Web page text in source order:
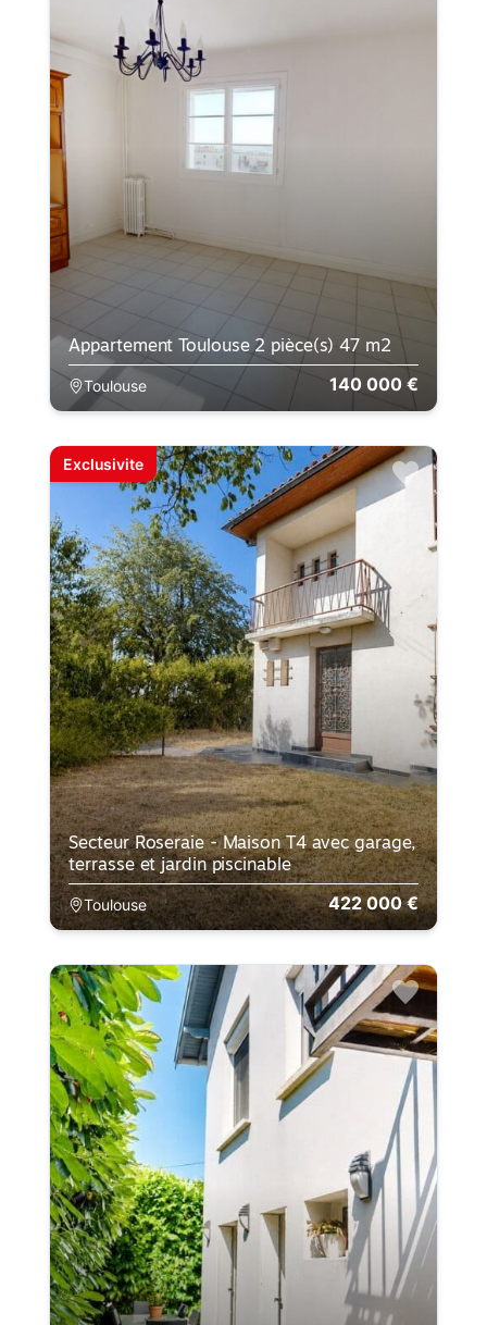
140 000 €
Appartement Toulouse 2 pièce(s) 47 m2
Toulouse
Exclusivite
422 000 €
Secteur Roseraie - Maison T4 avec garage,
terrasse et jardin piscinable
Toulouse